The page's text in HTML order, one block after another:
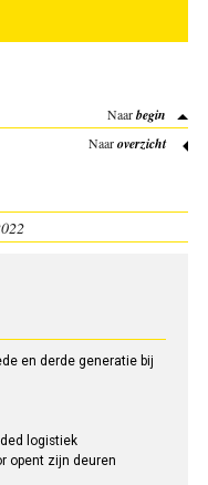
Naarbegin
Naaroverzicht
en derde generatie bij
logistiek
opent zijn deuren